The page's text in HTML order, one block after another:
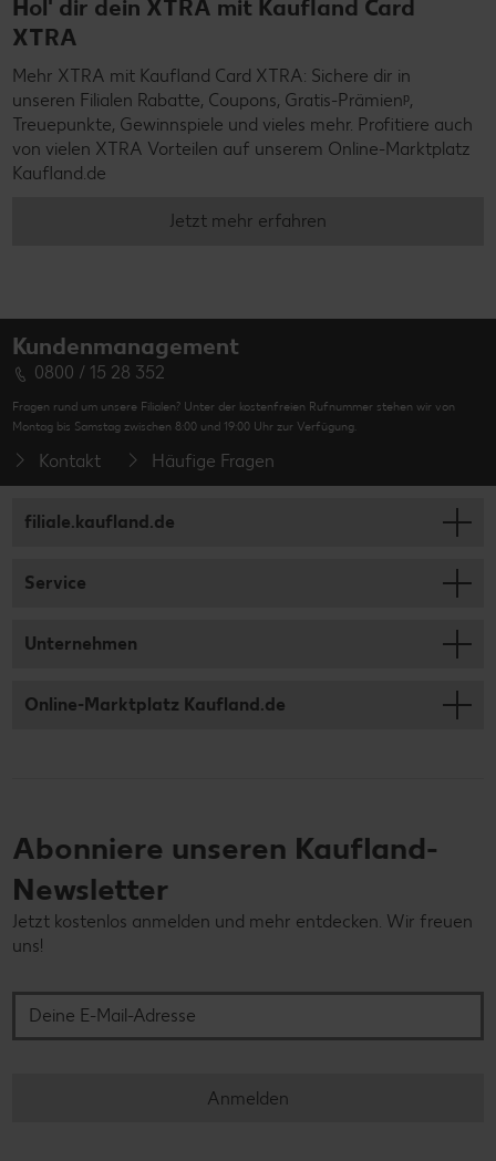
Hol' dir dein XTRA mit Kaufland Card
XTRA
Mehr XTRA mit Kaufland Card XTRA: Sichere dir in
unseren Filialen Rabatte, Coupons, Gratis-Prämienᵖ,
Treuepunkte, Gewinnspiele und vieles mehr. Profitiere auch
von vielen XTRA Vorteilen auf unserem Online-Marktplatz
Kaufland.de
Jetzt mehr erfahren
Kundenmanagement
0800 / 15 28 352
Fragen rund um unsere Filialen? Unter der kostenfreien Rufnummer stehen wir von
Montag bis Samstag zwischen 8:00 und 19:00 Uhr zur Verfügung.
Kontakt Häufige Fragen
filiale.kaufland.de
Service
Unternehmen
Online-Marktplatz Kaufland.de
Abonniere unseren Kaufland-
Newsletter
Jetzt kostenlos anmelden und mehr entdecken. Wir freuen
uns!
Anmelden